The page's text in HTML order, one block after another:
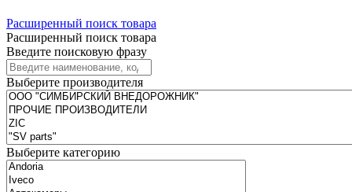
Расширенный поиск товара
Расширенный поиск товара
Введите поисковую фразу
Выберите производителя
Выберите категорию